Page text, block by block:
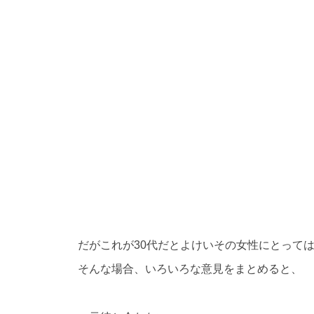
だがこれが30代だとよけいその女性にとっては
そんな場合、いろいろな意見をまとめると、